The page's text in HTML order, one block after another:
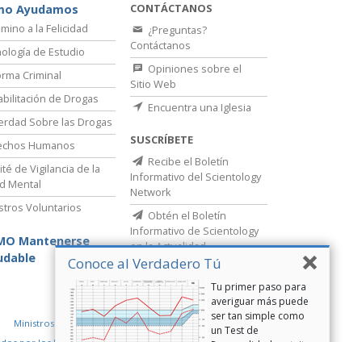
Conoce al Verdadero Tú
Tu primer paso para
averiguar más puede
ser tan simple como
un Test de
Ayudamos
a la Felicidad
de Estudio
Criminal
de Drogas
Sobre las Drogas
Humanos
de Vigilancia de la
Mental
Voluntarios
Mantenerse
CONTÁCTANOS
¿Preguntas?
Contáctanos
Opiniones sobre el
Sitio Web
Encuentra una Iglesia
SUSCRÍBETE
Recibe el Boletín
Informativo del Scientology
Network
Obtén el Boletín
Informativo de Scientology
en la Actualidad
Ministros Voluntarios de Scientology